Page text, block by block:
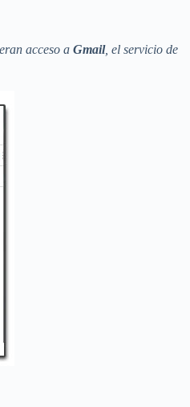
acceso a Gmail, el servicio de